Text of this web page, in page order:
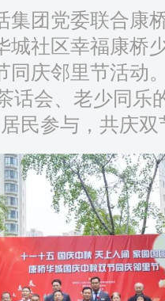
集团党委联合康
城社区幸福康桥
同庆邻里节活动
话会、老少同乐
居民参与，共庆双